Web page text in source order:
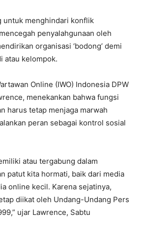
untuk menghindari konflik
penyalahgunaan oleh
organisasi ‘bodong’ demi
atau kelompok.
Online (IWO) Indonesia DPW
menekankan bahwa fungsi
harus tetap menjaga marwah
peran sebagai kontrol sosial
atau tergabung dalam
patut kita hormati, baik dari media
online kecil. Karena sejatinya,
diikat oleh Undang-Undang Pers
ujar Lawrence, Sabtu